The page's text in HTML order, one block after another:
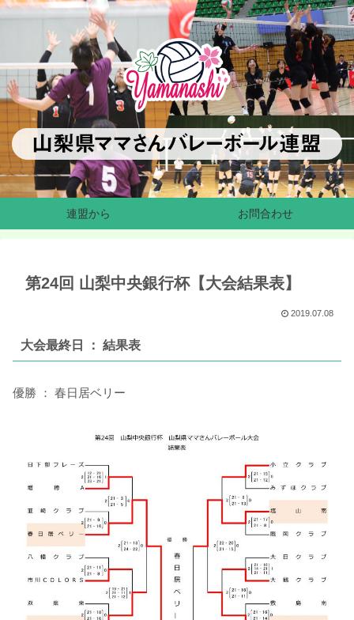
連盟から お問合わせ
第24回 山梨中央銀行杯【大会結果表】
2019.07.08
大会最終日 ： 結果表
優勝 ： 春日居ベリー